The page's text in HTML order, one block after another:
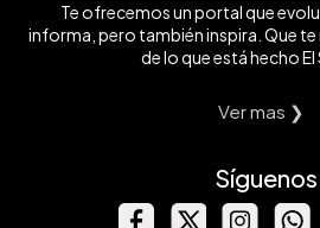
Te ofrecemos un portal que
informa, pero también inspira. Que
de lo que está hecho El
Ver mas ❯
Síguenos